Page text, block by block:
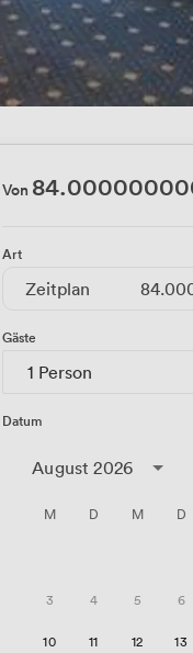
Von
Art
Zeitplan
Gäste
1 Person
Datum
August 2026
M D M D
3 4 5 6
10 11 12 13